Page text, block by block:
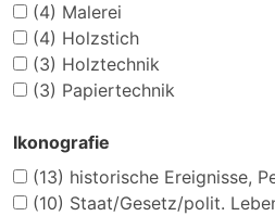
(4) Malerei
(4) Holzstich
(3) Holztechnik
(3) Papiertechnik
Ikonografie
(13) historische Ereignisse,
(10) Staat/Gesetz/polit.